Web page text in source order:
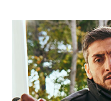
作人員需要可靠、易於
來提供救急照護。
牙科照護
醫生和全科醫生
手術中心
退休及老年照護